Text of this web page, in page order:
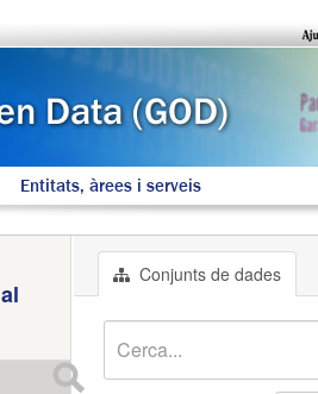
Entitats, àrees i serveis
Conjunts de dades